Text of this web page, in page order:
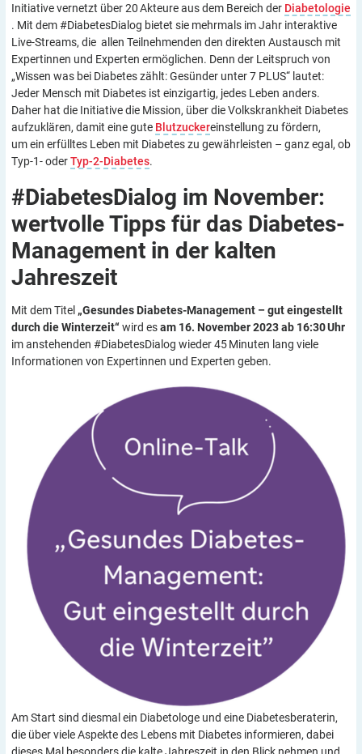
Initiative vernetzt über 20 Akteure aus dem Bereich der Diabetologie
. Mit dem #DiabetesDialog bietet sie mehrmals im Jahr interaktive
Live-Streams, die allen Teilnehmenden den direkten Austausch mit
Expertinnen und Experten ermöglichen. Denn der Leitspruch von
„Wissen was bei Diabetes zählt: Gesünder unter 7 PLUS“ lautet:
Jeder Mensch mit Diabetes ist einzigartig, jedes Leben anders.
Daher hat die Initiative die Mission, über die Volkskrankheit Diabetes
aufzuklären, damit eine gute Blutzuckereinstellung zu fördern,
um ein erfülltes Leben mit Diabetes zu gewährleisten – ganz egal, ob
Typ-1- oderTyp-2-Diabetes.
#DiabetesDialog im November:
wertvolle Tipps für das Diabetes-
Management in der kalten
Jahreszeit
Mit dem Titel „Gesundes Diabetes-Management – gut eingestellt
durch die Winterzeit“ wird esam 16. November 2023 ab 16:30 Uhr
im anstehenden #DiabetesDialog wieder 45 Minuten lang viele
Informationen von Expertinnen und Experten geben.
Am Start sind diesmal ein Diabetologe und eine Diabetesberaterin,
die über viele Aspekte des Lebens mit Diabetes informieren, dabei